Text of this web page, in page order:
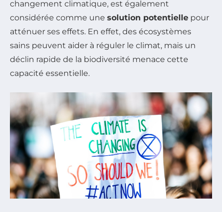
changement climatique, est également
considérée comme une solution potentielle pour
atténuer ses effets. En effet, des écosystèmes
sains peuvent aider à réguler le climat, mais un
déclin rapide de la biodiversité menace cette
capacité essentielle.